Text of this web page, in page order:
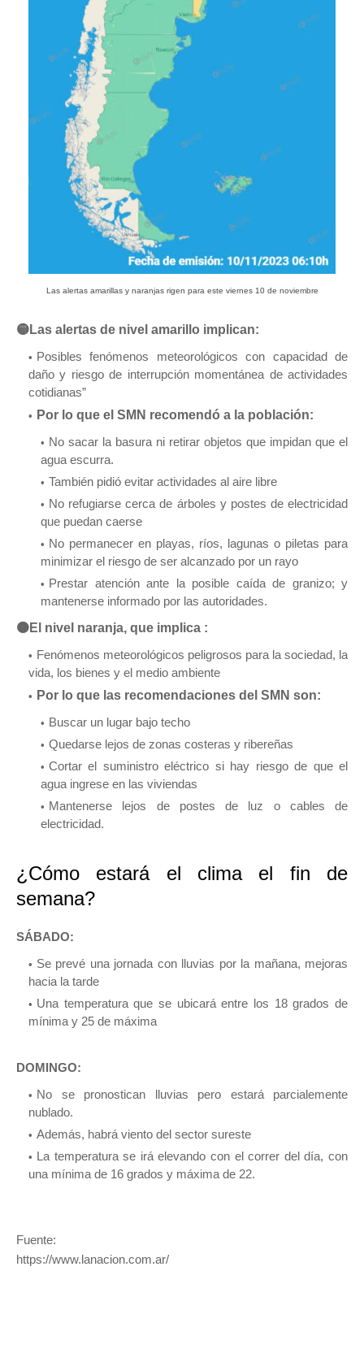
Las alertas amarillas y naranjas rigen para este viernes 10 de noviembre
🟡Las alertas de nivel amarillo implican:
Posibles fenómenos meteorológicos con capacidad de
daño y riesgo de interrupción momentánea de actividades
cotidianas”
Por lo que el SMN recomendó a la población:
No sacar la basura ni retirar objetos que impidan que el
agua escurra.
También pidió evitar actividades al aire libre
No refugiarse cerca de árboles y postes de electricidad
que puedan caerse
No permanecer en playas, ríos, lagunas o piletas para
minimizar el riesgo de ser alcanzado por un rayo
Prestar atención ante la posible caída de granizo; y
mantenerse informado por las autoridades.
🟠El nivel naranja, que implica :
Fenómenos meteorológicos peligrosos para la sociedad, la
vida, los bienes y el medio ambiente
Por lo que las recomendaciones del SMN son:
Buscar un lugar bajo techo
Quedarse lejos de zonas costeras y ribereñas
Cortar el suministro eléctrico si hay riesgo de que el
agua ingrese en las viviendas
Mantenerse lejos de postes de luz o cables de
electricidad.
¿Cómo estará el clima el fin de
semana?
SÁBADO:
Se prevé una jornada con lluvias por la mañana, mejoras
hacia la tarde
Una temperatura que se ubicará entre los 18 grados de
mínima y 25 de máxima
DOMINGO:
No se pronostican lluvias pero estará parcialemente
nublado.
Además, habrá viento del sector sureste
La temperatura se irá elevando con el correr del día, con
una mínima de 16 grados y máxima de 22.
Fuente:
https://www.lanacion.com.ar/